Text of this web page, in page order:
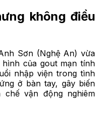
không điều
Sơn (Nghệ An) vừa
của gout mạn tính
nhập viện trong tình
ở bàn tay, gây biến
vận động nghiêm